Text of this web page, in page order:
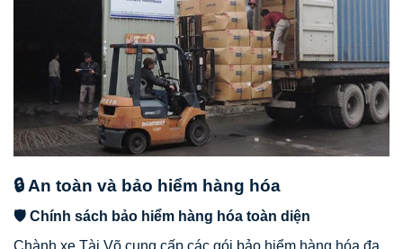
🔒 An toàn và bảo hiểm hàng hóa
🛡️ Chính sách bảo hiểm hàng hóa toàn diện